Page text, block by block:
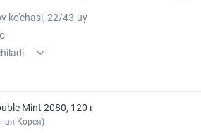
ko'chasi, 22/43-uy
Mint 2080, 120 г
Корея)